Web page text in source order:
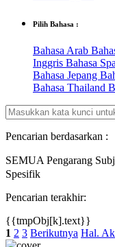
Pilih Bahasa :
Bahasa Arab
Inggris Bahasa
Bahasa Jepang
Bahasa Thailand
Pencarian berdasarkan :
SEMUA Pengarang
Spesifik
Pencarian terakhir:
{{tmpObj[k].text}}
1 2 3 Berikutnya Hal.